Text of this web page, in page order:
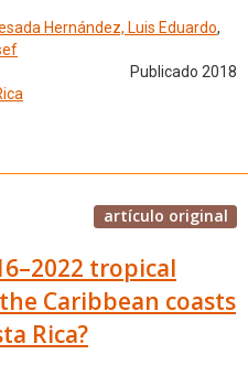
Hernández, Luis Eduardo,
Publicado 2018
artículo original
tropical
Caribbean coasts
Rica?